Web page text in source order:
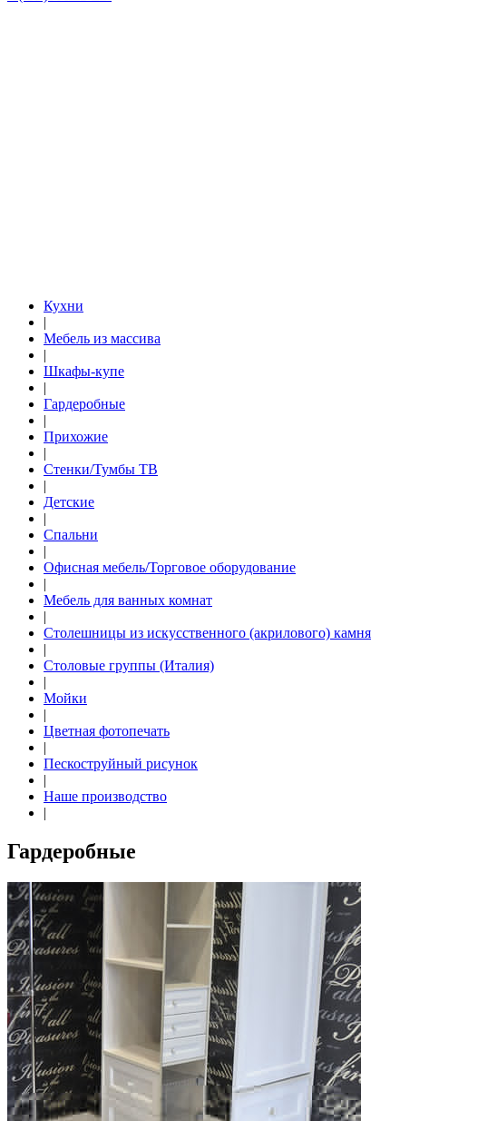
Кухни
|
Мебель из массива
|
Шкафы-купе
|
Гардеробные
|
Прихожие
|
Стенки/Тумбы ТВ
|
Детские
|
Спальни
|
Офисная мебель/Торговое оборудование
|
Мебель для ванных комнат
|
Столешницы из искусственного (акрилового) камня
|
Столовые группы (Италия)
|
Мойки
|
Цветная фотопечать
|
Пескоструйный рисунок
|
Наше производство
|
Гардеробные